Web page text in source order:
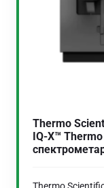
Thermo
IQ-X™